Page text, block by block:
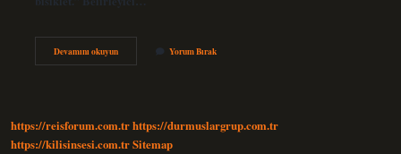
Devamını okuyunSıfat
Nedir
Yorum Bırak
https://reisforum.com.trhttps://durmuslargrup.com.tr
https://kilisinsesi.com.trSitemap